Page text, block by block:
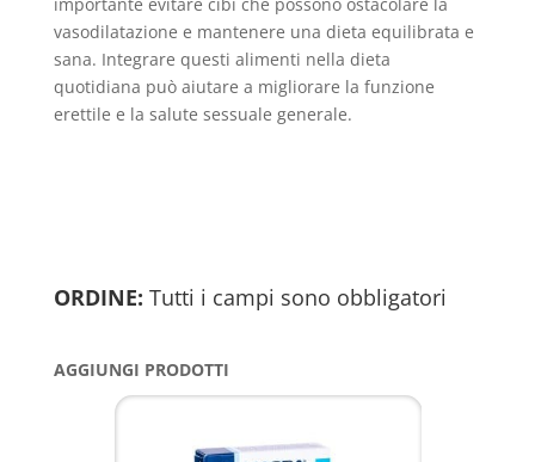
vasodilatazione e mantenere una dieta equilibrata e
sana. Integrare questi alimenti nella dieta
quotidiana può aiutare a migliorare la funzione
erettile e la salute sessuale generale.
ORDINE: Tutti i campi sono obbligatori
AGGIUNGI PRODOTTI